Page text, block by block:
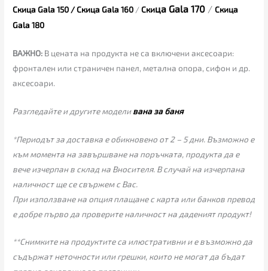
Скица Gala 150 / Скица Gala 160 /Скица Gala 170 / Скица
Gala 180
ВАЖНО: В цената на продукта не са включени аксесоари:
фронтален или страничен панел, метална опора, сифон и др.
аксесоари.
Разгледайте и другите моделивана за баня
*Периодът за доставка е обикновено от 2 – 5 дни. Възможно е
към момента на завършване на поръчката, продукта да е
вече изчерпан в склад на Вносителя. В случай на изчерпана
наличност ще се свържем с Вас.
При използване на опция плащане с карта или банков превод
е добре първо да проверите наличност на даденият продукт!
**Снимките на продуктите са илюстративни и е възможно да
съдържат неточности или грешки, които не могат да бъдат